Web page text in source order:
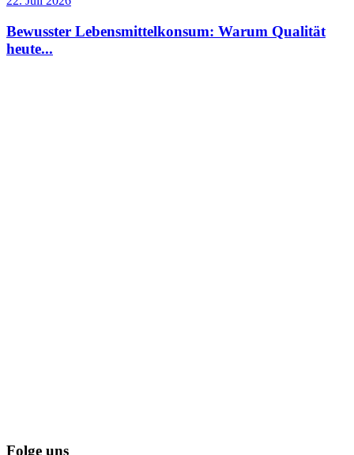
Bewusster Lebensmittelkonsum: Warum Qualität
heute...
Folge uns